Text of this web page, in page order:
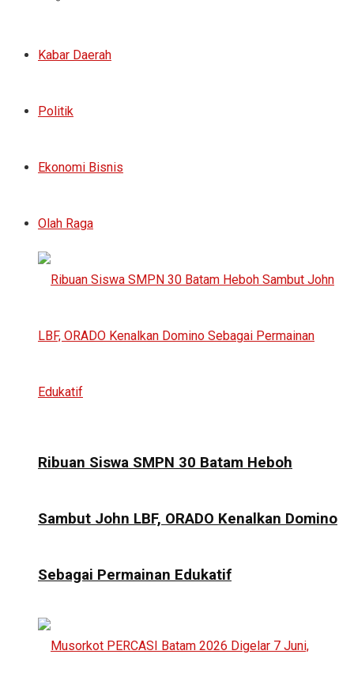
Kabar Daerah
Politik
Ekonomi Bisnis
Olah Raga
Ribuan Siswa SMPN 30 Batam Heboh
Sambut John LBF, ORADO Kenalkan Domino
Sebagai Permainan Edukatif